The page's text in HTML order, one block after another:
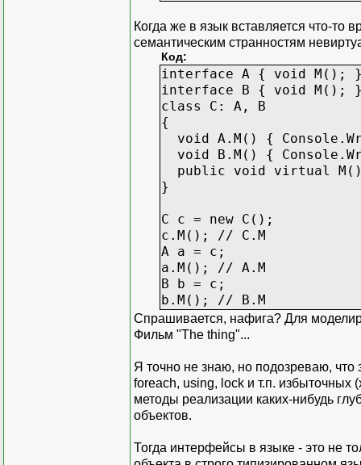
Когда же в язык вставляется что-то
семантическим странностям
Код:
interface A { void M();
interface B { void M();
class C: A, B
{
void A.M() {
void B.M() {
public void virtual M()
}
C c = new C();
c.M(); // C.M
A a = c;
a.M(); // A.M
B b = c;
b.M(); // B.M
Спрашивается, нафига? Для
Фильм "The thing"...
Я точно не знаю, но подозреваю, что
foreach, using, lock и т.п. избыточных
методы реализации каких-нибудь
объектов.
Тогда интерфейсы в языке - это не